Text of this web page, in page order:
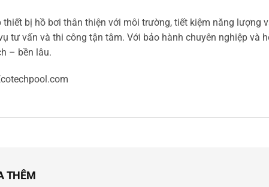
bị hồ bơi thân thiện với môi trường, tiết kiệm năng lượng
tư vấn và thi công tận tâm. Với bảo hành chuyên nghiệp và
– bền lâu.
THÊM